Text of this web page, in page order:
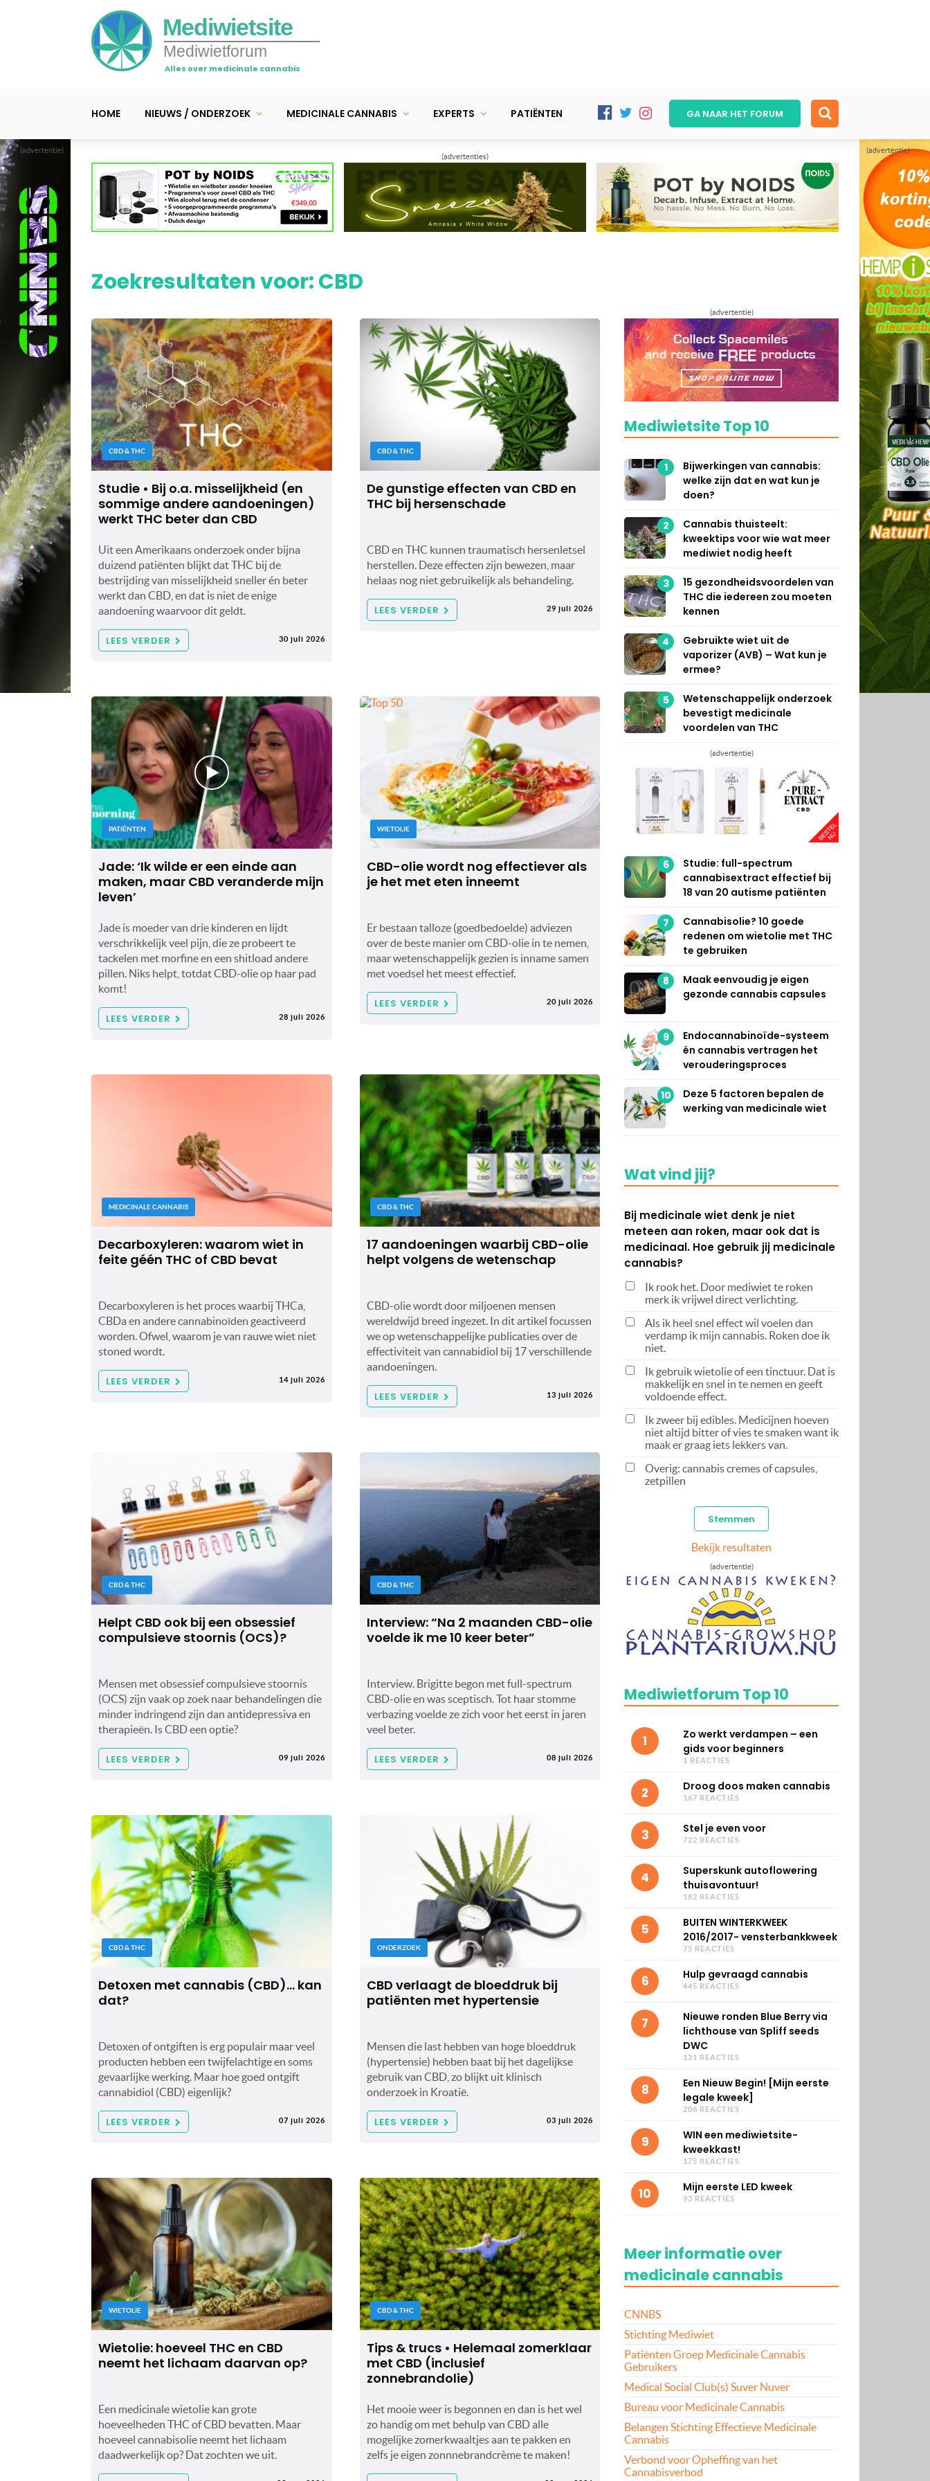
(advertentie) (advertentie)
Mediwietsite
Mediwietforum
Alles over medicinale cannabis
HOME NIEUWS / ONDERZOEK MEDICINALE CANNABIS EXPERTS PATIËNTEN GA NAAR HET FORUM
(advertenties)
Zoekresultaten voor: CBD
CBD & THC
Studie • Bij o.a. misselijkheid (en
sommige andere aandoeningen)
werkt THC beter dan CBD
Uit een Amerikaans onderzoek onder bijna
duizend patiënten blijkt dat THC bij de
bestrijding van misselijkheid sneller én beter
werkt dan CBD, en dat is niet de enige
aandoening waarvoor dit geldt.
LEES VERDER 30 juli 2026
CBD & THC
De gunstige effecten van CBD en
THC bij hersenschade
CBD en THC kunnen traumatisch hersenletsel
herstellen. Deze effecten zijn bewezen, maar
helaas nog niet gebruikelijk als behandeling.
LEES VERDER 29 juli 2026
PATIËNTEN
Jade: ‘Ik wilde er een einde aan
maken, maar CBD veranderde mijn
leven’
Jade is moeder van drie kinderen en lijdt
verschrikkelijk veel pijn, die ze probeert te
tackelen met morfine en een shitload andere
pillen. Niks helpt, totdat CBD-olie op haar pad
komt!
LEES VERDER 28 juli 2026
WIETOLIE
CBD-olie wordt nog effectiever als
je het met eten inneemt
Er bestaan talloze (goedbedoelde) adviezen
over de beste manier om CBD-olie in te nemen,
maar wetenschappelijk gezien is inname samen
met voedsel het meest effectief.
LEES VERDER 20 juli 2026
MEDICINALE CANNABIS
Decarboxyleren: waarom wiet in
feite géén THC of CBD bevat
Decarboxyleren is het proces waarbij THCa,
CBDa en andere cannabinoïden geactiveerd
worden. Ofwel, waarom je van rauwe wiet niet
stoned wordt.
LEES VERDER 14 juli 2026
CBD & THC
17 aandoeningen waarbij CBD-olie
helpt volgens de wetenschap
CBD-olie wordt door miljoenen mensen
wereldwijd breed ingezet. In dit artikel focussen
we op wetenschappelijke publicaties over de
effectiviteit van cannabidiol bij 17 verschillende
aandoeningen.
LEES VERDER 13 juli 2026
CBD & THC
Helpt CBD ook bij een obsessief
compulsieve stoornis (OCS)?
Mensen met obsessief compulsieve stoornis
(OCS) zijn vaak op zoek naar behandelingen die
minder indringend zijn dan antidepressiva en
therapieën. Is CBD een optie?
LEES VERDER 09 juli 2026
CBD & THC
Interview: “Na 2 maanden CBD-olie
voelde ik me 10 keer beter”
Interview. Brigitte begon met full-spectrum
CBD-olie en was sceptisch. Tot haar stomme
verbazing voelde ze zich voor het eerst in jaren
veel beter.
LEES VERDER 08 juli 2026
CBD & THC
Detoxen met cannabis (CBD)… kan
dat?
Detoxen of ontgiften is erg populair maar veel
producten hebben een twijfelachtige en soms
gevaarlijke werking. Maar hoe goed ontgift
cannabidiol (CBD) eigenlijk?
LEES VERDER 07 juli 2026
ONDERZOEK
CBD verlaagt de bloeddruk bij
patiënten met hypertensie
Mensen die last hebben van hoge bloeddruk
(hypertensie) hebben baat bij het dagelijkse
gebruik van CBD, zo blijkt uit klinisch
onderzoek in Kroatië.
LEES VERDER 03 juli 2026
WIETOLIE
Wietolie: hoeveel THC en CBD
neemt het lichaam daarvan op?
Een medicinale wietolie kan grote
hoeveelheden THC of CBD bevatten. Maar
hoeveel cannabisolie neemt het lichaam
daadwerkelijk op? Dat zochten we uit.
CBD & THC
Tips & trucs • Helemaal zomerklaar
met CBD (inclusief
zonnebrandolie)
Het mooie weer is begonnen en dan is het wel
zo handig om met behulp van CBD alle
mogelijke zomerkwaaltjes aan te pakken en
zelfs je eigen zonnnebrandcrème te maken!
(advertentie)
Mediwietsite Top 10
1
Bijwerkingen van cannabis:
welke zijn dat en wat kun je
doen?
2
Cannabis thuisteelt:
kweektips voor wie wat meer
mediwiet nodig heeft
3
15 gezondheidsvoordelen van
THC die iedereen zou moeten
kennen
4
Gebruikte wiet uit de
vaporizer (AVB) – Wat kun je
ermee?
5
Wetenschappelijk onderzoek
bevestigt medicinale
voordelen van THC
(advertentie)
6
Studie: full-spectrum
cannabisextract effectief bij
18 van 20 autisme patiënten
7
Cannabisolie? 10 goede
redenen om wietolie met THC
te gebruiken
8
Maak eenvoudig je eigen
gezonde cannabis capsules
9
Endocannabinoïde-systeem
én cannabis vertragen het
verouderingsproces
10
Deze 5 factoren bepalen de
werking van medicinale wiet
Wat vind jij?
Bij medicinale wiet denk je niet
meteen aan roken, maar ook dat is
medicinaal. Hoe gebruik jij medicinale
cannabis?
Ik rook het. Door mediwiet te roken
merk ik vrijwel direct verlichting.
Als ik heel snel effect wil voelen dan
verdamp ik mijn cannabis. Roken doe ik
niet.
Ik gebruik wietolie of een tinctuur. Dat is
makkelijk en snel in te nemen en geeft
voldoende effect.
Ik zweer bij edibles. Medicijnen hoeven
niet altijd bitter of vies te smaken want ik
maak er graag iets lekkers van.
Overig: cannabis cremes of capsules,
zetpillen
Bekijk resultaten
(advertentie)
Mediwietforum Top 10
1
Zo werkt verdampen – een
gids voor beginners
1 REACTIES
2 Droog doos maken cannabis
167 REACTIES
3 Stel je even voor
722 REACTIES
4
Superskunk autoflowering
thuisavontuur!
182 REACTIES
5
BUITEN WINTERKWEEK
2016/2017- vensterbankkweek
75 REACTIES
6 Hulp gevraagd cannabis
445 REACTIES
7
Nieuwe ronden Blue Berry via
lichthouse van Spliff seeds
DWC
131 REACTIES
8
Een Nieuw Begin! [Mijn eerste
legale kweek]
206 REACTIES
9
WIN een mediwietsite-
kweekkast!
175 REACTIES
10 Mijn eerste LED kweek
93 REACTIES
Meer informatie over
medicinale cannabis
CNNBS
Stichting Mediwiet
Patiënten Groep Medicinale Cannabis
Gebruikers
Medical Social Club(s) Suver Nuver
Bureau voor Medicinale Cannabis
Belangen Stichting Effectieve Medicinale
Cannabis
Verbond voor Opheffing van het
Cannabisverbod